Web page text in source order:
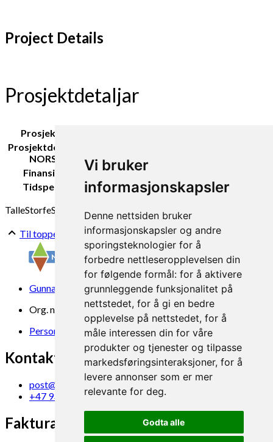
Vi bruker
informasjonskapsler
Denne nettsiden bruker
informasjonskapsler og andre
sporingsteknologier for å
forbedre nettleseropplevelsen din
for følgende formål: for å aktivere
grunnleggende funksjonalitet på
nettstedet, for å gi en bedre
opplevelse på nettstedet, for å
måle interessen din for våre
produkter og tjenester og tilpasse
markedsføringsinteraksjoner, for å
levere annonser som er mer
relevante for deg.
Godta alle
Project Details
Prosjektdetaljar
Prosjektleiar:
Prosjektdeltakarar
NORSØK:
Rosann E. Johanssen
Finansiering:
Møre og Romsdal fylkeskommune
Tidsperiode:
2015-2020
TalleStorfeStrø
Til toppen
Gunnars veg 6, 6630 Tingvoll
Org. nr. 969 840 383
Personvern
Kontakt oss
post@norsok.no
+47 930 09 884
Fakturamottak